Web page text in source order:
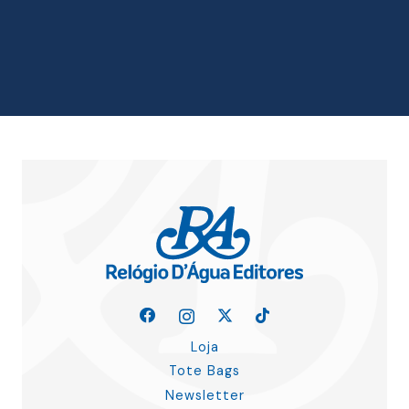
Loja
Tote Bags
Newsletter